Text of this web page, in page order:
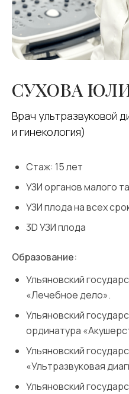
СУХОВА
Врач ультразвуковой
и гинекология)
Стаж: 15 лет
УЗИ органов малого
УЗИ плода на всех
3D УЗИ плода
Образование:
Ульяновский
«Лечебное дело».
Ульяновский
ординатура
Ульяновский
«Ультразвуковая
Ульяновский